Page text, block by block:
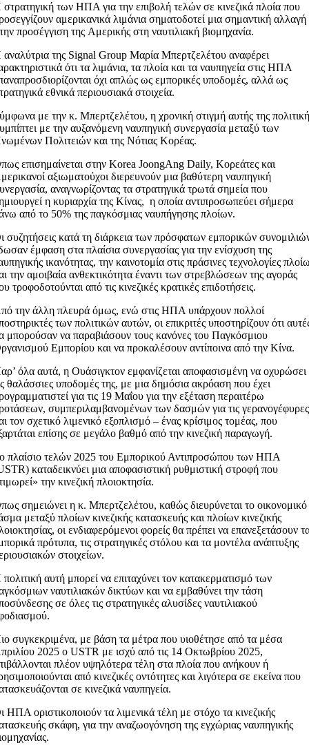
των ΗΠΑ για την επιβολή τελών σε κινεζικά πλοία που
αμερικανικά λιμάνια σηματοδοτεί μια σημαντική αλλαγή
προσέγγιση της Αμερικής στη ναυτιλιακή βιομηχανία.
της Signal Group Μαρία Μπερτζελέτου αναφέρει
ότι τα λιμάνια, τα πλοία και τα ναυπηγεία στις ΗΠΑ
όχι απλώς ως εμπορικές υποδομές, αλλά ως
εθνικά περιουσιακά στοιχεία.
με την κ. Μπερτζελέτου, η χρονική στιγμή αυτής της
με την αυξανόμενη ναυπηγική συνεργασία μεταξύ των
Πολιτειών και της Νότιας Κορέας.
επισημαίνεται στην Korea JoongAng Daily, Κορεάτες και
αξιωματούχοι διερευνούν μια βαθύτερη ναυπηγική
αναγνωρίζοντας τα στρατηγικά τρωτά σημεία που
η κυριαρχία της Κίνας, η οποία αντιπροσωπεύει σήμερα
από το 50% της παγκόσμιας ναυπήγησης πλοίων.
συζητήσεις κατά τη διάρκεια των πρόσφατων εμπορικών
έμφαση στα πλαίσια συνεργασίας για την ενίσχυση της
ικανότητας, την καινοτομία στις πράσινες τεχνολογίες
την αμοιβαία ανθεκτικότητα έναντι των στρεβλώσεων της αγοράς
τροφοδοτούνται από τις κινεζικές κρατικές επιδοτήσεις.
την άλλη πλευρά όμως, ενώ στις ΗΠΑ υπάρχουν πολλοί
των πολιτικών αυτών, οι επικριτές υποστηρίζουν ότι
μπορούσαν να παραβιάσουν τους κανόνες του Παγκόσμιου
Εμπορίου και να προκαλέσουν αντίποινα από την Κίνα.
όλα αυτά, η Ουάσιγκτον εμφανίζεται αποφασισμένη να οχυρώσει
θαλάσσιες υποδομές της, με μια δημόσια ακρόαση που έχει
για τις 19 Μαΐου για την εξέταση περαιτέρω
συμπεριλαμβανομένων των δασμών για τις γερανογέφυρες
τον σχετικό λιμενικό εξοπλισμό – ένας κρίσιμος τομέας, που
επίσης σε μεγάλο βαθμό από την κινεζική παραγωγή.
πλαίσιο τελών 2025 του Εμπορικού Αντιπροσώπου των ΗΠΑ
καταδεικνύει μια αποφασιστική ρυθμιστική στροφή που
την κινεζική πλοιοκτησία.
σημειώνει η κ. Μπερτζελέτου, καθώς διευρύνεται το οικονομικό
μεταξύ πλοίων κινεζικής κατασκευής και πλοίων κινεζικής
οι ενδιαφερόμενοι φορείς θα πρέπει να επανεξετάσουν
πρότυπα, τις στρατηγικές στόλου και τα μοντέλα ανάπτυξης
στοιχείων.
αυτή μπορεί να επιταχύνει τον κατακερματισμό των
ναυτιλιακών δικτύων και να εμβαθύνει την τάση
σε όλες τις στρατηγικές αλυσίδες ναυτιλιακού
συγκεκριμένα, με βάση τα μέτρα που υιοθέτησε από τα μέσα
2025 ο USTR με ισχύ από τις 14 Οκτωβρίου 2025,
πλέον υψηλότερα τέλη στα πλοία που ανήκουν ή
από κινεζικές οντότητες και λιγότερα σε εκείνα που
σε κινεζικά ναυπηγεία.
ΗΠΑ οριστικοποιούν τα λιμενικά τέλη με στόχο τα κινεζικής
σκάφη, για την αναζωογόνηση της εγχώριας ναυπηγικής